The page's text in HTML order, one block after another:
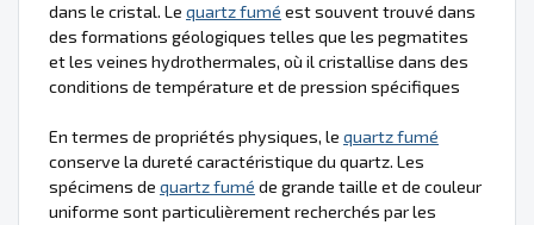
dans le cristal. Le quartz fumé est souvent trouvé dans
des formations géologiques telles que les pegmatites
et les veines hydrothermales, où il cristallise dans des
conditions de température et de pression spécifiques
En termes de propriétés physiques, le quartz fumé
conserve la dureté caractéristique du quartz. Les
spécimens de quartz fumé de grande taille et de couleur
uniforme sont particulièrement recherchés par les